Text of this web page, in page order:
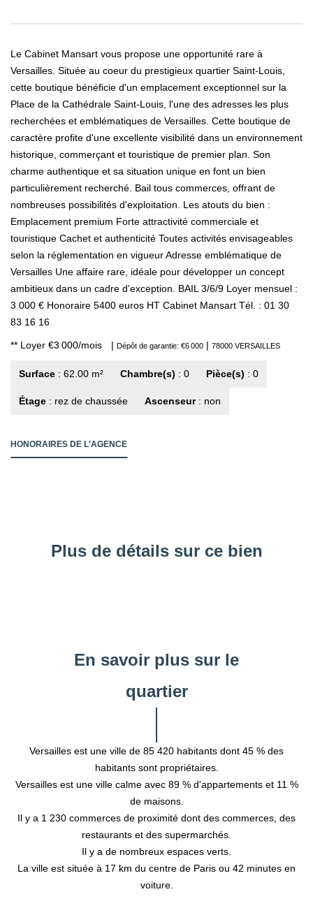
Le Cabinet Mansart vous propose une opportunité rare à
Versailles. Située au coeur du prestigieux quartier Saint-Louis,
cette boutique bénéficie d'un emplacement exceptionnel sur la
Place de la Cathédrale Saint-Louis, l'une des adresses les plus
recherchées et emblématiques de Versailles. Cette boutique de
caractère profite d'une excellente visibilité dans un environnement
historique, commerçant et touristique de premier plan. Son
charme authentique et sa situation unique en font un bien
particulièrement recherché. Bail tous commerces, offrant de
nombreuses possibilités d'exploitation. Les atouts du bien :
Emplacement premium Forte attractivité commerciale et
touristique Cachet et authenticité Toutes activités envisageables
selon la réglementation en vigueur Adresse emblématique de
Versailles Une affaire rare, idéale pour développer un concept
ambitieux dans un cadre d'exception. BAIL 3/6/9 Loyer mensuel :
3 000 € Honoraire 5400 euros HT Cabinet Mansart Tél. : 01 30
83 16 16
** Loyer €3 000/mois | Dépôt de garantie: €6 000 | 78000 VERSAILLES
Surface : 62.00 m² Chambre(s) : 0 Pièce(s) : 0
Étage : rez de chaussée Ascenseur: non
HONORAIRES DE L'AGENCE
Plus de détails sur ce bien
En savoir plus sur le
quartier
Versailles est une ville de 85 420 habitants dont 45 % des
habitants sont propriétaires.
Versailles est une ville calme avec 89 % d'appartements et 11 %
de maisons.
Il y a 1 230 commerces de proximité dont des commerces, des
restaurants et des supermarchés.
Il y a de nombreux espaces verts.
La ville est située à 17 km du centre de Paris ou 42 minutes en
voiture.